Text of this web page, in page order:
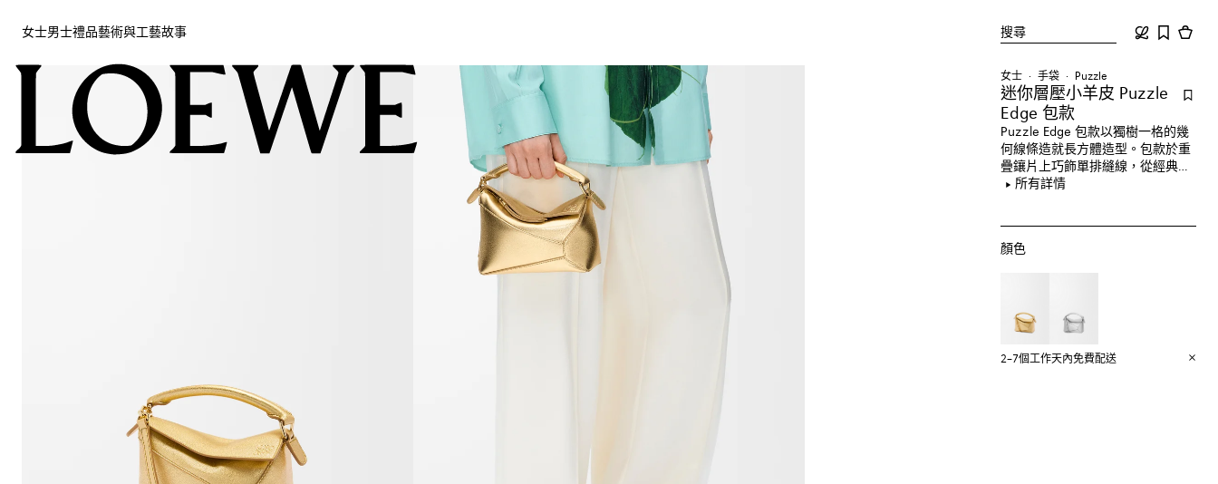
女士男士禮品藝術與工藝故事 搜尋
女士
藝術與工藝
女士 手袋 Puzzle
迷你層壓小羊皮 Puzzle
Edge 包款
Puzzle Edge 包款以獨樹一格的幾
何線條造就長方體造型。包款於重
疊鑲片上巧飾單排縫線，從經典結
構中脫穎而出。此迷你版本採用層
所有詳情
顏色
2–7個工作天內免費配送